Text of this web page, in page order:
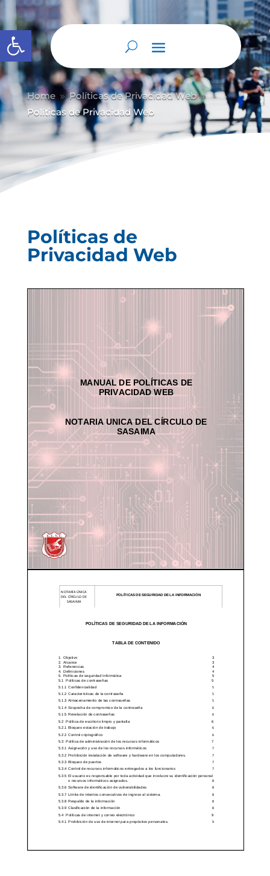
Abrir barra de herramientas
Home 9 Políticas de Privacidad Web 9
Políticas de Privacidad Web
Políticas de
Privacidad Web